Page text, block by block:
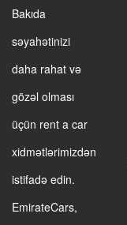
Bakıda
səyahətinizi
daha rahat və
gözəl olması
üçün rent a car
xidmətlərimizdən
istifadə edin.
EmirateCars,